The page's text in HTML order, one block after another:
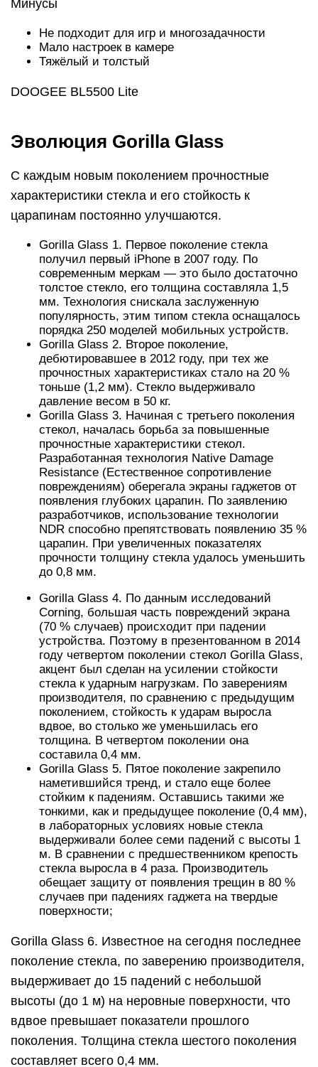
Минусы
Не подходит для игр и многозадачности
Мало настроек в камере
Тяжёлый и толстый
DOOGEE BL5500 Lite
Эволюция Gorilla Glass
С каждым новым поколением прочностные
характеристики стекла и его стойкость к
царапинам постоянно улучшаются.
Gorilla Glass 1. Первое поколение стекла
получил первый iPhone в 2007 году. По
современным меркам — это было достаточно
толстое стекло, его толщина составляла 1,5
мм. Технология снискала заслуженную
популярность, этим типом стекла оснащалось
порядка 250 моделей мобильных устройств.
Gorilla Glass 2. Второе поколение,
дебютировавшее в 2012 году, при тех же
прочностных характеристиках стало на 20 %
тоньше (1,2 мм). Стекло выдерживало
давление весом в 50 кг.
Gorilla Glass 3. Начиная с третьего поколения
стекол, началась борьба за повышенные
прочностные характеристики стекол.
Разработанная технология Native Damage
Resistance (Естественное сопротивление
повреждениям) оберегала экраны гаджетов от
появления глубоких царапин. По заявлению
разработчиков, использование технологии
NDR способно препятствовать появлению 35 %
царапин. При увеличенных показателях
прочности толщину стекла удалось уменьшить
до 0,8 мм.
Gorilla Glass 4. По данным исследований
Corning, большая часть повреждений экрана
(70 % случаев) происходит при падении
устройства. Поэтому в презентованном в 2014
году четвертом поколении стекол Gorilla Glass,
акцент был сделан на усилении стойкости
стекла к ударным нагрузкам. По заверениям
производителя, по сравнению с предыдущим
поколением, стойкость к ударам выросла
вдвое, во столько же уменьшилась его
толщина. В четвертом поколении она
составила 0,4 мм.
Gorilla Glass 5. Пятое поколение закрепило
наметившийся тренд, и стало еще более
стойким к падениям. Оставшись такими же
тонкими, как и предыдущее поколение (0,4 мм),
в лабораторных условиях новые стекла
выдерживали более семи падений с высоты 1
м. В сравнении с предшественником крепость
стекла выросла в 4 раза. Производитель
обещает защиту от появления трещин в 80 %
случаев при падениях гаджета на твердые
поверхности;
Gorilla Glass 6. Известное на сегодня последнее
поколение стекла, по заверению производителя,
выдерживает до 15 падений с небольшой
высоты (до 1 м) на неровные поверхности, что
вдвое превышает показатели прошлого
поколения. Толщина стекла шестого поколения
составляет всего 0,4 мм.